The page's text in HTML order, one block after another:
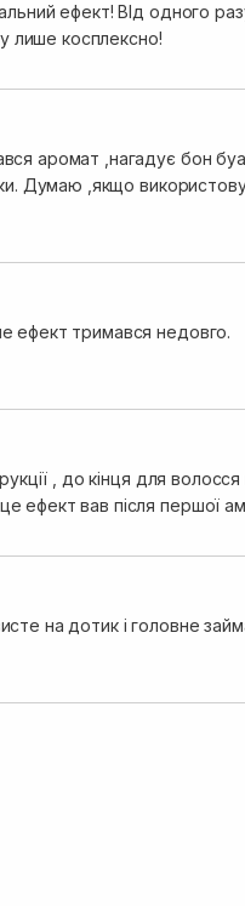
ефект! ВІд одного
лише косплексно!
аромат ,нагадує бон
Думаю ,якщо
ефект тримався недовго.
, до кінця для
ефект вав після першої
на дотик і головне